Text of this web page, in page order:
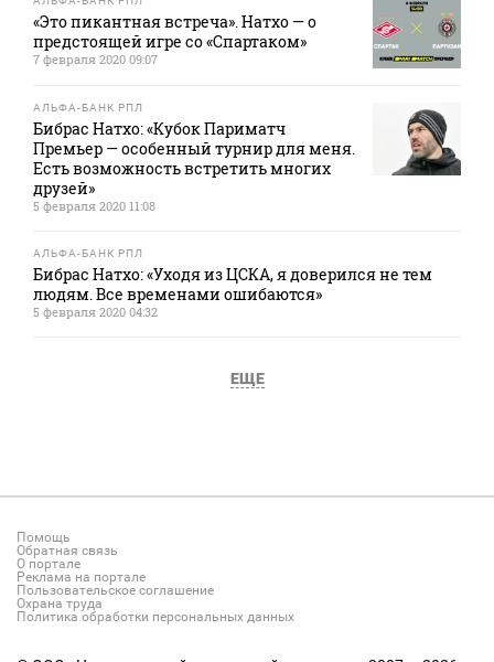
«Это пикантная встреча». Натхо — о
предстоящей игре со «Спартаком»
7 февраля 2020 09:07
АЛЬФА-БАНК РПЛ
Бибрас Натхо: «Кубок Париматч
Премьер — особенный турнир для меня.
Есть возможность встретить многих
друзей»
5 февраля 2020 11:08
АЛЬФА-БАНК РПЛ
Бибрас Натхо: «Уходя из ЦСКА, я доверился не тем
людям. Все временами ошибаются»
5 февраля 2020 04:32
ЕЩЕ
Помощь
Обратная связь
О портале
Реклама на портале
Пользовательское соглашение
Охрана труда
Политика обработки персональных данных